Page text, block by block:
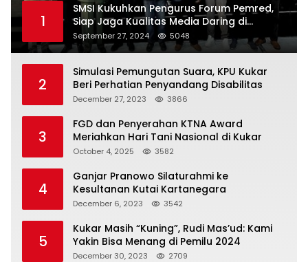
1
SMSI Kukuhkan Pengurus Forum Pemred,
Siap Jaga Kualitas Media Daring di
Indonesia
September 27, 2024 5048
2
Simulasi Pemungutan Suara, KPU Kukar
Beri Perhatian Penyandang Disabilitas
December 27, 2023 3866
3
FGD dan Penyerahan KTNA Award
Meriahkan Hari Tani Nasional di Kukar
October 4, 2025 3582
4
Ganjar Pranowo Silaturahmi ke
Kesultanan Kutai Kartanegara
December 6, 2023 3542
5
Kukar Masih “Kuning”, Rudi Mas’ud: Kami
Yakin Bisa Menang di Pemilu 2024
December 30, 2023 2709